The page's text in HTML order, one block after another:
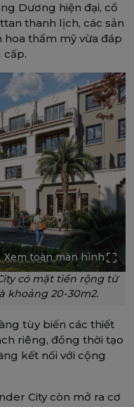
Dương hiện đại, cổ
thanh lịch, các sản
thẩm mỹ vừa đáp
cấp.
Xem toàn màn hình
có mặt tiền rộng từ
khoảng 20-30m2.
tùy biến các thiết
riêng, đồng thời tạo
kết nối với cộng
City còn mở ra cơ